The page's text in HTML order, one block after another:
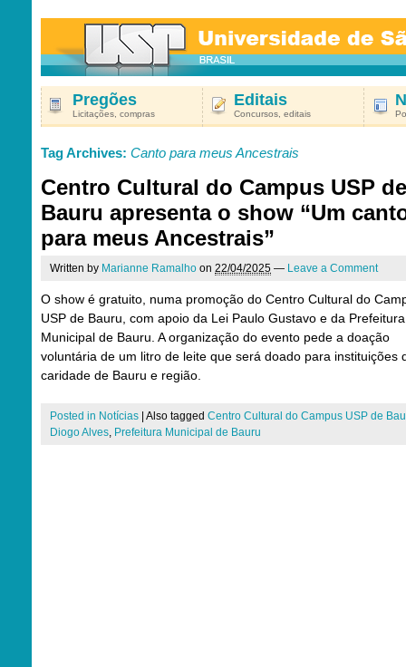
Pregões
Licitações, compras
Editais
Concursos, editais
Tag Archives: Canto para meus Ancestrais
Centro Cultural do Campus USP de
Bauru apresenta o show “Um
para meus Ancestrais”
Written by Marianne Ramalho on 22/04/2025 — Leave a Comment
O show é gratuito, numa promoção do Centro Cultural do
USP de Bauru, com apoio da Lei Paulo Gustavo e da Prefeitura
Municipal de Bauru. A organização do evento pede a doação
voluntária de um litro de leite que será doado para instituições
caridade de Bauru e região.
Posted in Notícias Also tagged Centro Cultural do Campus USP de
Diogo Alves, Prefeitura Municipal de Bauru